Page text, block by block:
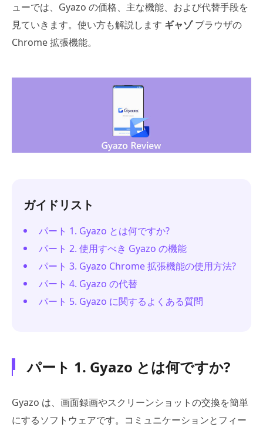
ューでは、Gyazo の価格、主な機能、および代替手段を
見ていきます。使い方も解説します ギャゾブラウザの
Chrome 拡張機能。
ガイドリスト
パート 1. Gyazo とは何ですか?
パート 2. 使用すべき Gyazo の機能
パート 3. Gyazo Chrome 拡張機能の使用方法?
パート 4. Gyazo の代替
パート 5. Gyazo に関するよくある質問
パート 1. Gyazo とは何ですか?
Gyazo は、画面録画やスクリーンショットの交換を簡単
にするソフトウェアです。コミュニケーションとフィー